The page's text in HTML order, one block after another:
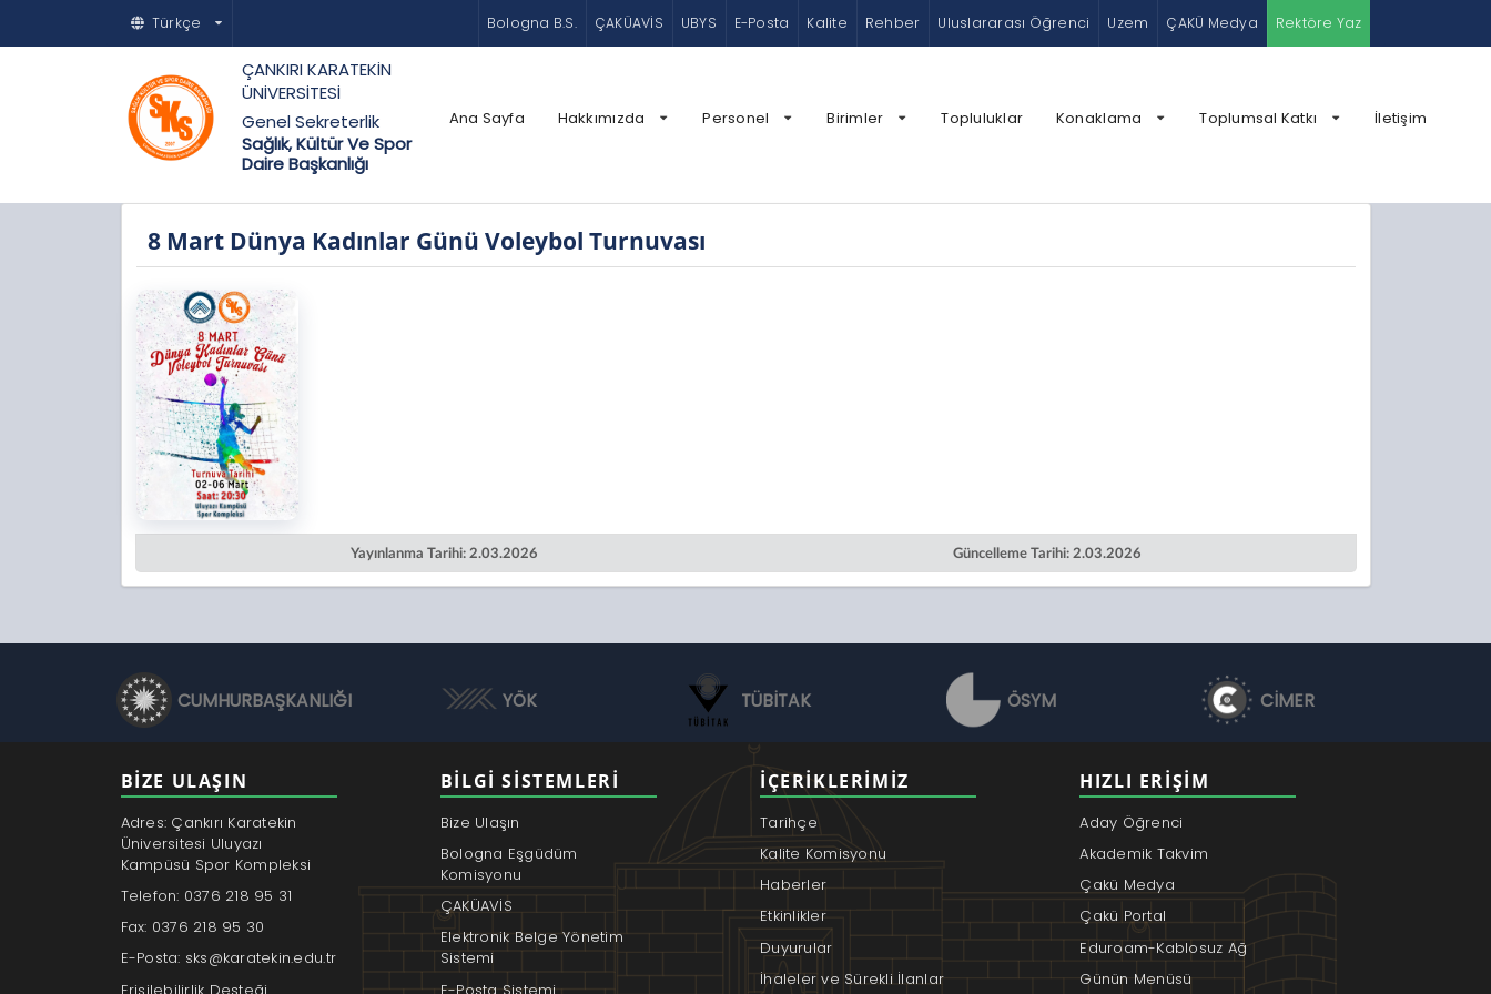
Türkçe Bologna B.S. ÇAKÜAVİS UBYS E-Posta Kalite Rehber Uluslararası Öğrenci Uzem ÇAKÜ Medya Rektöre Yaz
ÇANKIRI KARATEKİN
ÜNİVERSİTESİ
Genel Sekreterlik
Sağlık, Kültür Ve Spor
Daire Başkanlığı
Ana Sayfa Hakkımızda Personel Birimler Topluluklar Konaklama Toplumsal Katkı İletişim
8 Mart Dünya Kadınlar Günü Voleybol Turnuvası
Yayınlanma Tarihi: 2.03.2026 Güncelleme Tarihi: 2.03.2026
CUMHURBAŞKANLIĞI YÖK TÜBİTAK ÖSYM CİMER
BİZE ULAŞIN
Adres: Çankırı Karatekin
Üniversitesi Uluyazı
Kampüsü Spor Kompleksi
Telefon: 0376 218 95 31
Fax: 0376 218 95 30
E-Posta: sks@karatekin.edu.tr
BILGI SISTEMLERI
Bize Ulaşın
Bologna Eşgüdüm
Komisyonu
ÇAKÜAVİS
Elektronik Belge Yönetim
Sistemi
İÇERIKLERIMIZ
Tarihçe
Kalite Komisyonu
Haberler
Etkinlikler
Duyurular
İhaleler ve Sürekli İlanlar
HIZLI ERIŞIM
Aday Öğrenci
Akademik Takvim
Çakü Medya
Çakü Portal
Eduroam-Kablosuz Ağ
Günün Menüsü